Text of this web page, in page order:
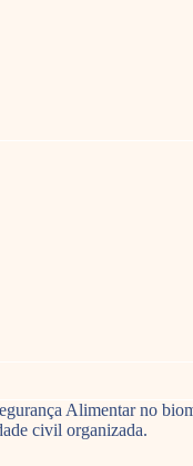
Alimentar no
civil organizada.